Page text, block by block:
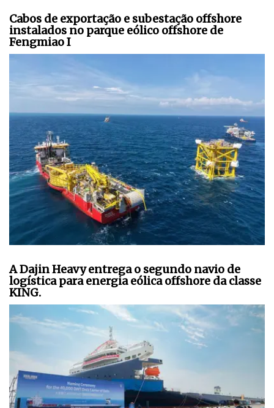
Cabos de exportação e subestação offshore
instalados no parque eólico offshore de
Fengmiao I
A Dajin Heavy entrega o segundo navio de
logística para energia eólica offshore da classe
KING.